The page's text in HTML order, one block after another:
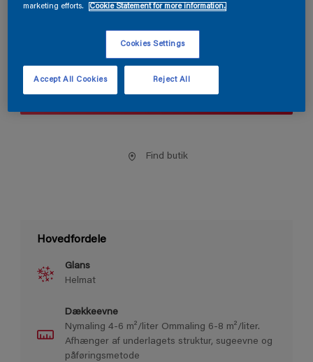
Find butik
Hovedfordele
Glans
Helmat
Dækkeevne
Nymaling 4-6 m²/liter Ommaling 6-8 m²/liter.
Afhænger af underlagets struktur, sugeevne og
påføringsmetode
marketing efforts.
Cookie Statement for more information.
Cookies Settings
Reject All
Accept All Cookies